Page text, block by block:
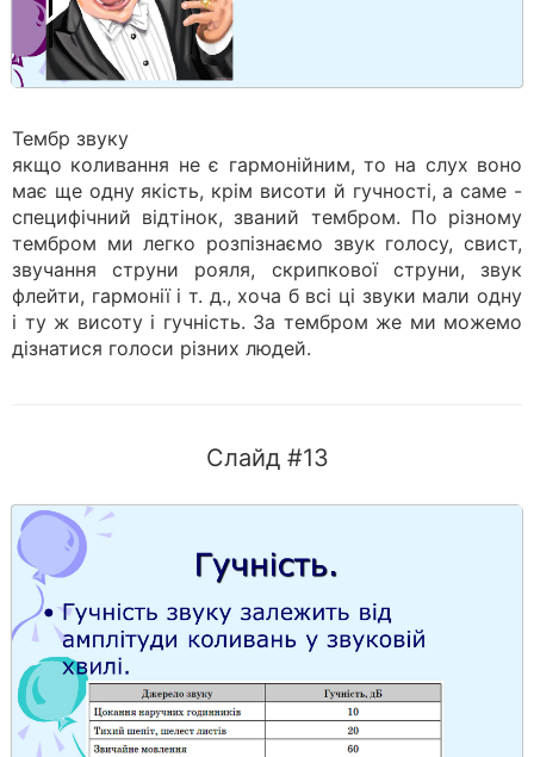
Тембр звуку
якщо коливання не є гармонійним, то на слух воно
має ще одну якість, крім висоти й гучності, а саме -
специфічний відтінок, званий тембром. По різному
тембром ми легко розпізнаємо звук голосу, свист,
звучання струни рояля, скрипкової струни, звук
флейти, гармонії і т. д., хоча б всі ці звуки мали одну
і ту ж висоту і гучність. За тембром же ми можемо
дізнатися голоси різних людей.
Слайд #13